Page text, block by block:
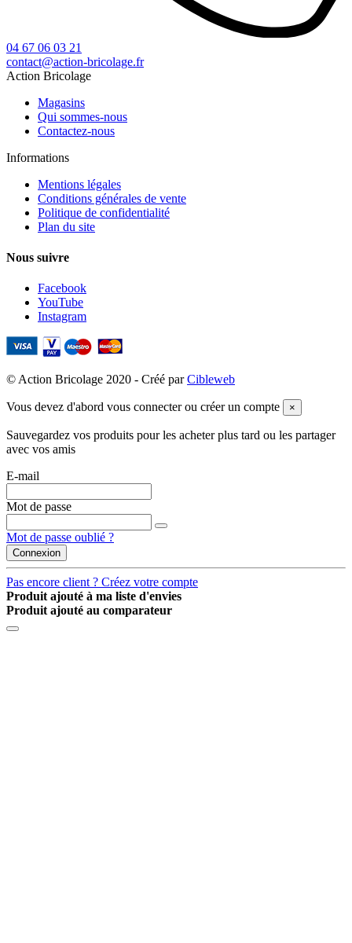
04 67 06 03 21
contact@action-bricolage.fr
Action Bricolage
Magasins
Qui sommes-nous
Contactez-nous
Informations
Mentions légales
Conditions générales de vente
Politique de confidentialité
Plan du site
Nous suivre
Facebook
YouTube
Instagram
© Action Bricolage 2020 - Créé parCibleweb
Vous devez d'abord vous connecter ou créer un compte ×
Sauvegardez vos produits pour les acheter plus tard ou les partager
avec vos amis
E-mail
Mot de passe
Mot de passe oublié ?
Connexion
Pas encore client ? Créez votre compte
Produit ajouté à ma liste d'envies
Produit ajouté au comparateur